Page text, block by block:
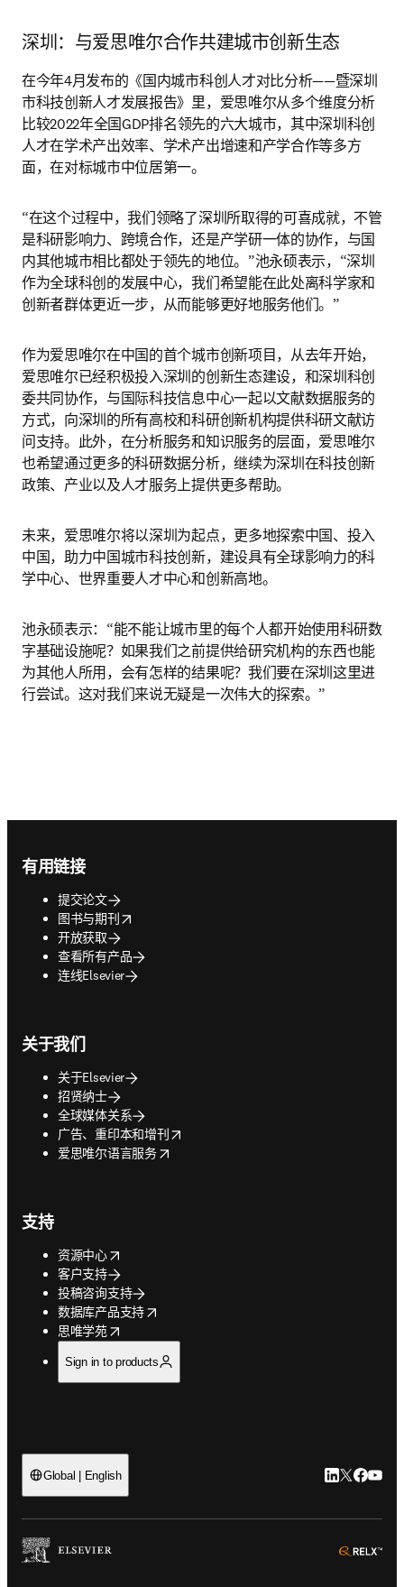
深圳：与爱思唯尔合作共建城市创新生态
在今年4月发布的《国内城市科创人才对比分析——暨深圳
市科技创新人才发展报告》里，爱思唯尔从多个维度分析
比较2022年全国GDP排名领先的六大城市，其中深圳科创
人才在学术产出效率、学术产出增速和产学合作等多方
面，在对标城市中位居第一。
“在这个过程中，我们领略了深圳所取得的可喜成就，不管
是科研影响力、跨境合作，还是产学研一体的协作，与国
内其他城市相比都处于领先的地位。”池永硕表示，“深圳
作为全球科创的发展中心，我们希望能在此处离科学家和
创新者群体更近一步，从而能够更好地服务他们。”
作为爱思唯尔在中国的首个城市创新项目，从去年开始，
爱思唯尔已经积极投入深圳的创新生态建设，和深圳科创
委共同协作，与国际科技信息中心一起以文献数据服务的
方式，向深圳的所有高校和科研创新机构提供科研文献访
问支持。此外，在分析服务和知识服务的层面，爱思唯尔
也希望通过更多的科研数据分析，继续为深圳在科技创新
政策、产业以及人才服务上提供更多帮助。
未来，爱思唯尔将以深圳为起点，更多地探索中国、投入
中国，助力中国城市科技创新，建设具有全球影响力的科
学中心、世界重要人才中心和创新高地。
池永硕表示：“能不能让城市里的每个人都开始使用科研数
字基础设施呢？如果我们之前提供给研究机构的东西也能
为其他人所用，会有怎样的结果呢？我们要在深圳这里进
行尝试。这对我们来说无疑是一次伟大的探索。”
有用链接
提交论文
图书与期刊
opens in new tab/window
开放获取
查看所有产品
连线Elsevier
关于我们
关于Elsevier
招贤纳士
全球媒体关系
广告、重印本和增刊
opens in new tab/window
爱思唯尔语言服务
opens in new tab/window
支持
资源中心
opens in new tab/window
客户支持
投稿咨询支持
数据库产品支持
opens in new tab/window
思唯学苑
opens in new tab/window
Sign in to products
Global | English LinkedIn 在
Twitter 在